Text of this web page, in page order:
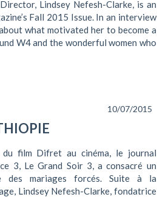
Lindsey Nefesh-Clarke, is an
Fall 2015 Issue. In an interview
what motivated her to become a
W4 and the wonderful women who
10/07/2015
film Difret au cinéma, le journal
3, Le Grand Soir 3, a consacré un
des mariages forcés. Suite à la
Lindsey Nefesh-Clarke, fondatrice